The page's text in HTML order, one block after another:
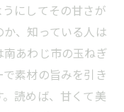
にしてその甘さが
、知っている人は
あわじ市の玉ねぎ
素材の旨みを引き
読めば、甘くて美